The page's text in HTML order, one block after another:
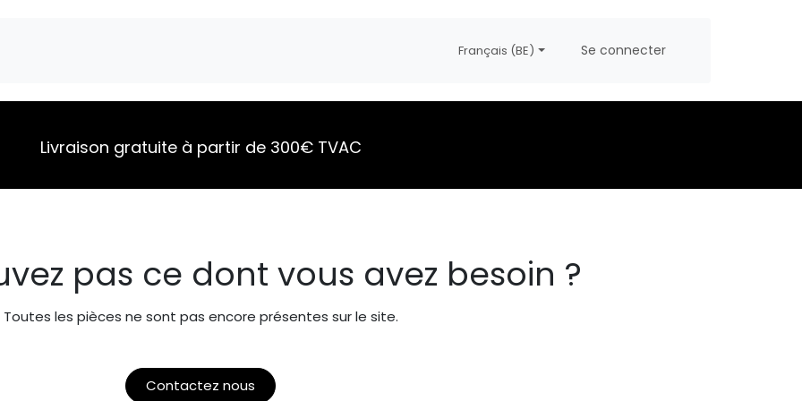
Postes
Français (BE) Se connecter
Livraison gratuite à partir de 300€ TVAC
pas ce dont vous avez besoin ?
Toutes les pièces ne sont pas encore présentes sur le site.
Contactez nous